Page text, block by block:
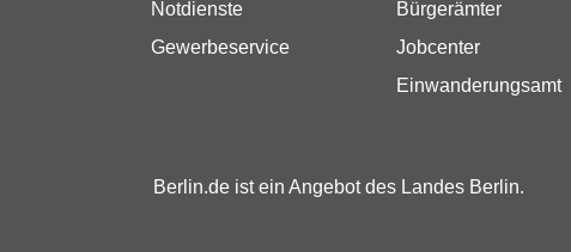
Notdienste
Gewerbeservice
Bürgerämter
Jobcenter
Einwanderungsamt
Berlin.de ist ein Angebot des Landes Berlin.